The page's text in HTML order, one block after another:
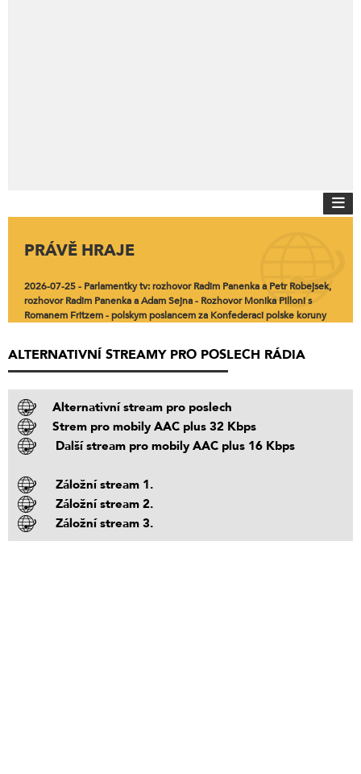
PRÁVĚ HRAJE
2026-07-25 - Parlamentky tv: rozhovor Radim Panenka a Petr Robejsek,
rozhovor Radim Panenka a Adam Sejna - Rozhovor Monika Pilloni s
Romanem Fritzem - polskym poslancem za Konfederaci polske koruny
ALTERNATIVNÍ STREAMY PRO POSLECH RÁDIA
Alternativní stream pro poslech
Strem pro mobily AAC plus 32 Kbps
Další stream pro mobily AAC plus 16 Kbps
Záložní stream 1.
Záložní stream 2.
Záložní stream 3.